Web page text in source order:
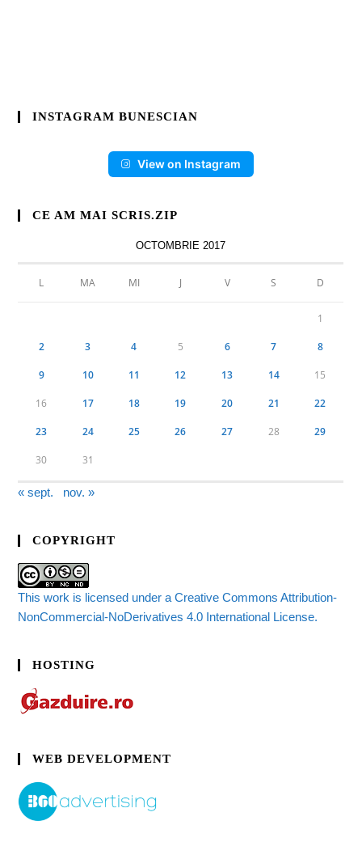
INSTAGRAM BUNESCIAN
View on Instagram
CE AM MAI SCRIS.ZIP
OCTOMBRIE 2017
L MA MI J V S D
1
2 3 4 5 6 7 8
9 10 11 12 13 14 15
16 17 18 19 20 21 22
23 24 25 26 27 28 29
30 31
« sept. nov. »
COPYRIGHT
This work is licensed under a Creative Commons Attribution-
NonCommercial-NoDerivatives 4.0 International License.
HOSTING
WEB DEVELOPMENT